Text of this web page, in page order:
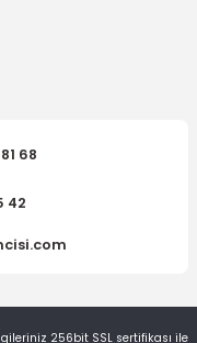
68
42
256bit SSL sertifikası ile